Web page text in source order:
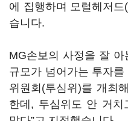
에 집행하며 모럴헤저
습니다.
MG손보의 사정을 잘 아
규모가 넘어가는 투자
위원회(투심위)를 개최
한데, 투심위도 안 거치